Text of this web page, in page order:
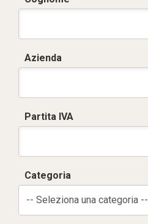
Azienda
Partita IVA
Categoria
-- Seleziona una categoria --